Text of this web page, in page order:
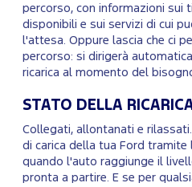
percorso, con informazioni sui
disponibili e sui servizi di cui
l'attesa. Oppure lascia che ci
percorso: si dirigerà
ricarica al momento del
STATO DELLA
Collegati, allontanati e
di carica della tua Ford tramite
quando l'auto raggiunge il
pronta a partire. E se per